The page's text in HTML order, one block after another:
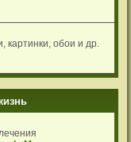
картинки, обои и др.